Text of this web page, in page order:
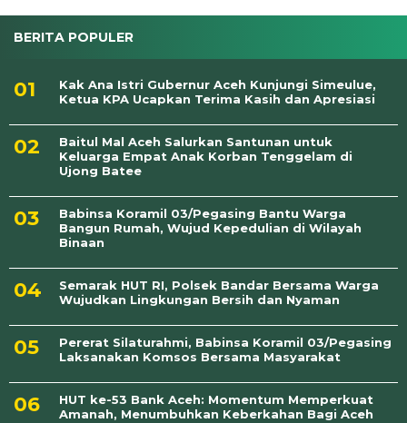
BERITA POPULER
Kak Ana Istri Gubernur Aceh Kunjungi Simeulue,
Ketua KPA Ucapkan Terima Kasih dan Apresiasi
Baitul Mal Aceh Salurkan Santunan untuk
Keluarga Empat Anak Korban Tenggelam di
Ujong Batee
Babinsa Koramil 03/Pegasing Bantu Warga
Bangun Rumah, Wujud Kepedulian di Wilayah
Binaan
Semarak HUT RI, Polsek Bandar Bersama Warga
Wujudkan Lingkungan Bersih dan Nyaman
Pererat Silaturahmi, Babinsa Koramil 03/Pegasing
Laksanakan Komsos Bersama Masyarakat
HUT ke-53 Bank Aceh: Momentum Memperkuat
Amanah, Menumbuhkan Keberkahan Bagi Aceh